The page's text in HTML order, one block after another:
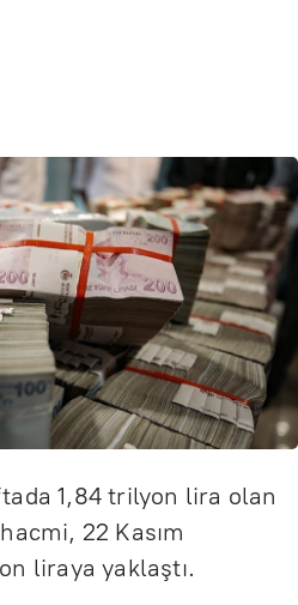
1,84 trilyon lira olan
22 Kasım
liraya yaklaştı.